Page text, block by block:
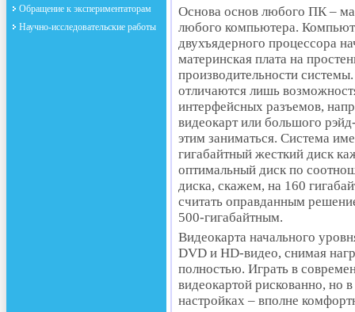
Обращение к экспериментаторам
Научно-исследовательские работы
Основа основ любого ПК –
любого компьютера.
двухъядерного процессора
материнская плата на
производительности
отличаются лишь
интерфейсных разъемов,
видеокарт или большого
этим заниматься. Система
гигабайтный жесткий диск
оптимальный диск по
диска, скажем, на 160
считать оправданным
500-гигабайтным.
Видеокарта начального
DVD и HD-видео, снимая
полностью. Играть в
видеокартой рискованно, но
настройках – вполне